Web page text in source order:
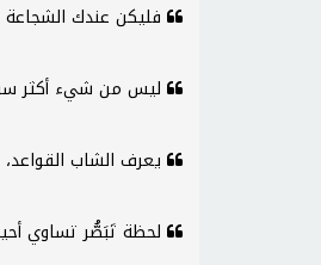
فليكن عندك
ليس من شيء أكثر
يعرف الشاب القواعد،
لحظة تَبَصُّر تساوي